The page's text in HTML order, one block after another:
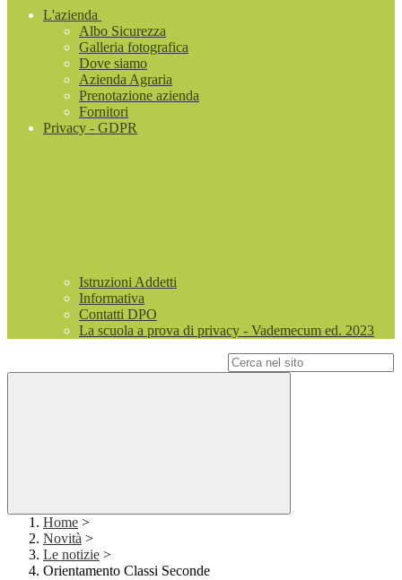
L'azienda
Albo Sicurezza
Galleria fotografica
Dove siamo
Azienda Agraria
Prenotazione azienda
Fornitori
Privacy - GDPR
Istruzioni Addetti
Informativa
Contatti DPO
La scuola a prova di privacy - Vademecum ed. 2023
Home >
Novità >
Le notizie >
Orientamento Classi Seconde